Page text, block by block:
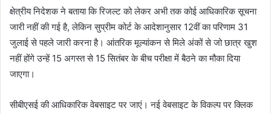
क्षेत्रीय निदेशक ने बताया कि रिजल्ट को लेकर अभी तक कोई आधिकारिक सूचना
जारी नहीं की गई है, लेकिन सुप्रीम कोर्ट के आदेशानुसार 12वीं का परिणाम 31
जुलाई से पहले जारी करना है। आंतरिक मूल्यांकन से मिले अंकों से जो छात्र खुश
नहीं होंगे उन्हें 15 अगस्त से 15 सितंबर के बीच परीक्षा में बैठने का मौका दिया
जाएगा।
सीबीएसई की आधिकारिक वेबसाइट पर जाएं। नई वेबसाइट के विकल्प पर क्लिक